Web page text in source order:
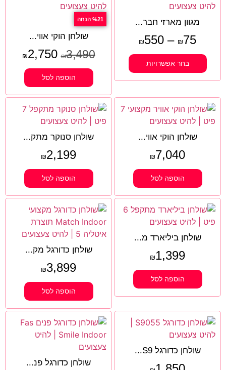
מגוון מארזי חבר...
₪75
–
₪550
בחר אפשרויות
%21 הנחה
שולחן הוקי אווי...
₪3,490
₪2,750
הוספה לסל
שולחן הוקי אווי...
₪7,040
הוספה לסל
שולחן סנוקר מתק...
₪2,199
הוספה לסל
שולחן ביליארד מ...
₪1,399
הוספה לסל
שולחן כדורגל מק...
₪3,899
הוספה לסל
שולחן כדורגל S9...
שולחן כדורגל פנ...